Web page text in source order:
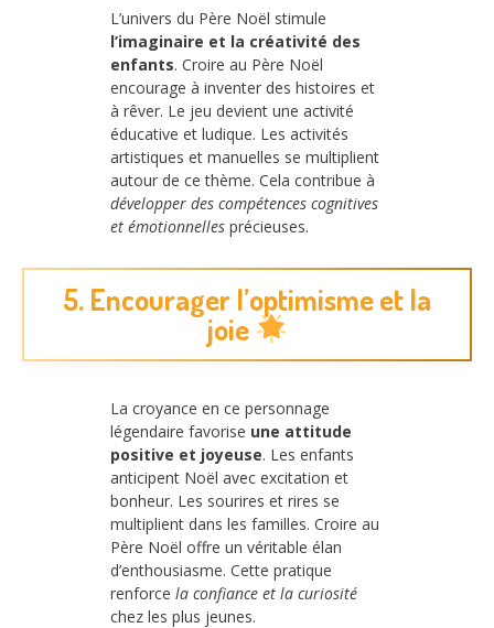
L’univers du Père Noël stimule
l’imaginaire et la créativité des
enfants. Croire au Père Noël
encourage à inventer des histoires et
à rêver. Le jeu devient une activité
éducative et ludique. Les activités
artistiques et manuelles se multiplient
autour de ce thème. Cela contribue à
développer des compétences cognitives
et émotionnelles précieuses.
5. Encourager l’optimisme et la
joie
La croyance en ce personnage
légendaire favorise une attitude
positive et joyeuse. Les enfants
anticipent Noël avec excitation et
bonheur. Les sourires et rires se
multiplient dans les familles. Croire au
Père Noël offre un véritable élan
d’enthousiasme. Cette pratique
renforce la confiance et la curiosité
chez les plus jeunes.